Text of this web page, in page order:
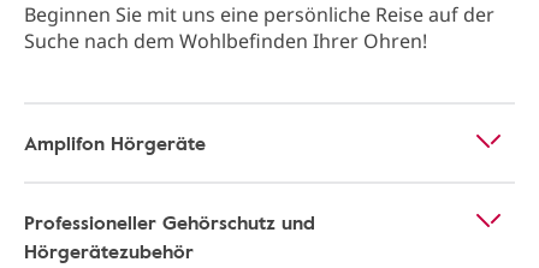
Beginnen Sie mit uns eine persönliche Reise auf der
Suche nach dem Wohlbefinden Ihrer Ohren!
Amplifon Hörgeräte
Professioneller Gehörschutz und
Hörgerätezubehör